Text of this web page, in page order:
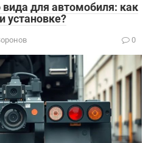
для автомобиля: как
установке?
0